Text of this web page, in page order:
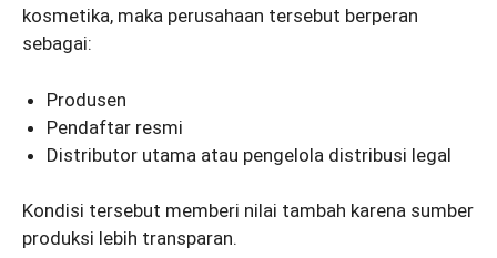
kosmetika, maka perusahaan tersebut berperan
sebagai:
Produsen
Pendaftar resmi
Distributor utama atau pengelola distribusi legal
Kondisi tersebut memberi nilai tambah karena sumber
produksi lebih transparan.